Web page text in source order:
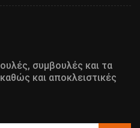
συμβουλές και τα
και αποκλειστικές